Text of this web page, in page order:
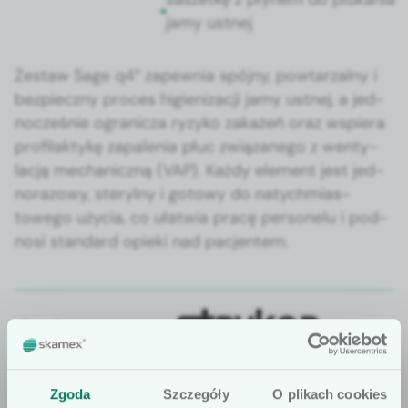
Zgoda Szczegóły O plikach cookies
jamy ust­nej
Zestaw Sage q4° zapew­nia spójny, pow­tarzal­ny i
bez­pieczny pro­ces higi­en­iza­cji jamy ust­nej, a jed­
nocześnie ogranicza ryzyko zakażeń oraz wspiera
pro­fi­lak­tykę zapale­nia płuc związanego z wenty­
lacją mechan­iczną (VAP). Każdy ele­ment jest jed­
no­ra­zowy, steryl­ny i gotowy do naty­ch­mi­as­
towego uży­cia, co ułatwia pracę per­son­elu i pod­
nosi stan­dard opie­ki nad pac­jen­tem.